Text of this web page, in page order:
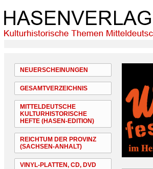
NEUERSCHEINUNGEN
GESAMTVERZEICHNIS
MITTELDEUTSCHE
KULTURHISTORISCHE
HEFTE (HASEN-EDITION)
REICHTUM DER PROVINZ
(SACHSEN-ANHALT)
VINYL-PLATTEN, CD, DVD